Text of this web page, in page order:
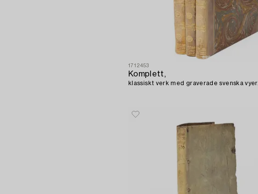
1712453
Komplett,
klassiskt verk med graverade svenska vyer.